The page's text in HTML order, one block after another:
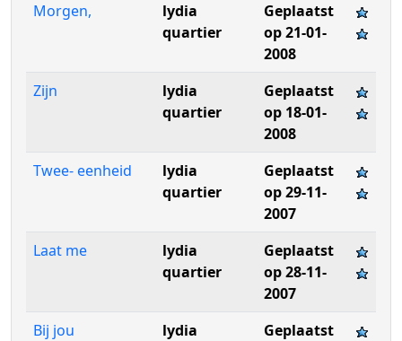
Morgen,
lydia
quartier
Geplaatst
op 21-01-
2008
Zijn
lydia
quartier
Geplaatst
op 18-01-
2008
Twee- eenheid
lydia
quartier
Geplaatst
op 29-11-
2007
Laat me
lydia
quartier
Geplaatst
op 28-11-
2007
Bij jou
lydia
Geplaatst